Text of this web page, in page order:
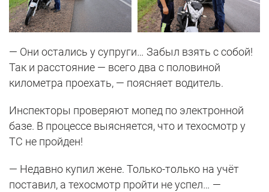
— Они остались у супруги… Забыл взять с собой!
Так и расстояние — всего два с половиной
километра проехать, — поясняет водитель.
Инспекторы проверяют мопед по электронной
базе. В процессе выясняется, что и техосмотр у
ТС не пройден!
— Недавно купил жене. Только-только на учёт
поставил, а техосмотр пройти не успел… —